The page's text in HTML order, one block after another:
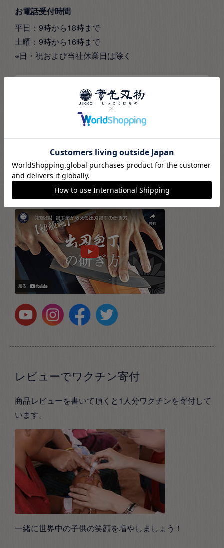
お電話受付時間
平日：9時から18時まで
土曜：9時から16時まで
※日・祝および当社休業日は除く
お問い合わせフォーム
公式SNS
實光公式SNSでは、最新情報やおすすめ商品、包丁の
知識をご紹介。
レビューでワクチン寄付
商品レビューを書いて頂くと1人分ワクチンを寄付して
います。
一緒に世界中の子供の笑顔を増やしましょう！